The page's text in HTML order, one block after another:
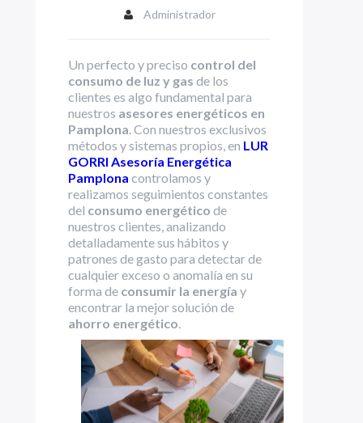
Administrador
Un perfecto y preciso control del
consumo de luz y gas de los
clientes es algo fundamental para
nuestros asesores energéticos en
Pamplona. Con nuestros exclusivos
métodos y sistemas propios, en LUR
GORRI Asesoría Energética
Pamplona controlamos y
realizamos seguimientos constantes
del consumo energético de
nuestros clientes, analizando
detalladamente sus hábitos y
patrones de gasto para detectar de
cualquier exceso o anomalía en su
forma de consumir la energía y
encontrar la mejor solución de
ahorro energético.